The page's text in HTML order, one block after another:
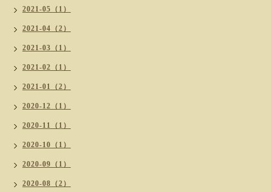
2021-05（1）
2021-04（2）
2021-03（1）
2021-02（1）
2021-01（2）
2020-12（1）
2020-11（1）
2020-10（1）
2020-09（1）
2020-08（2）